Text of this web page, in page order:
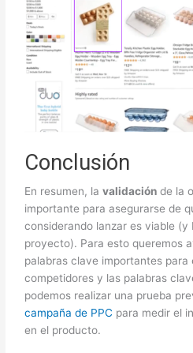
Conclusión
En resumen, lavalidaciónde la
importante para asegurarse de
considerando lanzar es viable (y
proyecto). Para esto queremos
palabras clave importantes para
competidores y las palabras
podemos realizar una prueba
campaña de PPC para medir el
en el producto.